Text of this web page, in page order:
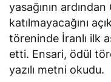
yasağının
katılmayacağını
töreninde İranlı ilk
etti. Ensari, ödül
yazılı metni okudu.